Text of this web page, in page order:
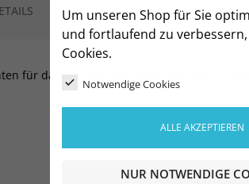
Um unseren Shop für Sie
und fortlaufend zu
Cookies.
Notwendige Cookies
ALLE AKZEPTIEREN
NUR NOTWENDIGE
für das Training bei Nässe. Das Mesh-